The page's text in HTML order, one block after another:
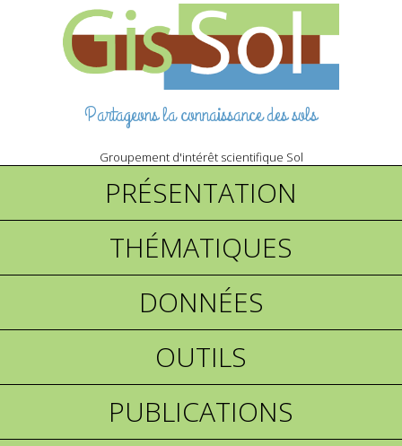
Partageons la connaissance des sols
Groupement d'intérêt scientifique Sol
PRÉSENTATION
THÉMATIQUES
DONNÉES
OUTILS
PUBLICATIONS